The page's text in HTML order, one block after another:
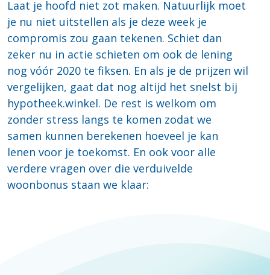
Laat je hoofd niet zot maken. Natuurlijk moet
je nu niet uitstellen als je deze week je
compromis zou gaan tekenen. Schiet dan
zeker nu in actie schieten om ook de lening
nog vóór 2020 te fiksen. En als je de prijzen wil
vergelijken, gaat dat nog altijd het snelst bij
hypotheek.winkel. De rest is welkom om
zonder stress langs te komen zodat we
samen kunnen berekenen hoeveel je kan
lenen voor je toekomst. En ook voor alle
verdere vragen over die verduivelde
woonbonus staan we klaar: